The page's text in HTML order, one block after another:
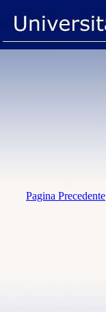
Pagina Precedente